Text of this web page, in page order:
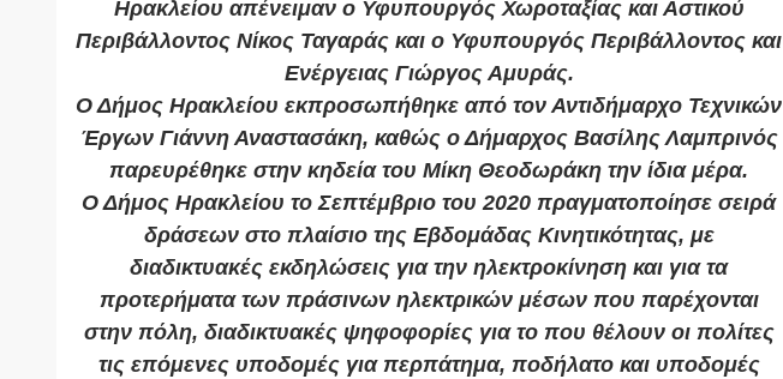
Ηρακλείου απένειμαν ο Υφυπουργός Χωροταξίας και Αστικού
Περιβάλλοντος Νίκος Ταγαράς και ο Υφυπουργός Περιβάλλοντος και
Ενέργειας Γιώργος Αμυράς.
Ο Δήμος Ηρακλείου εκπροσωπήθηκε από τον Αντιδήμαρχο Τεχνικών
Έργων Γιάννη Αναστασάκη, καθώς ο Δήμαρχος Βασίλης Λαμπρινός
παρευρέθηκε στην κηδεία του Μίκη Θεοδωράκη την ίδια μέρα.
Ο Δήμος Ηρακλείου το Σεπτέμβριο του 2020 πραγματοποίησε σειρά
δράσεων στο πλαίσιο της Εβδομάδας Κινητικότητας, με
διαδικτυακές εκδηλώσεις για την ηλεκτροκίνηση και για τα
προτερήματα των πράσινων ηλεκτρικών μέσων που παρέχονται
στην πόλη, διαδικτυακές ψηφοφορίες για το που θέλουν οι πολίτες
τις επόμενες υποδομές για περπάτημα, ποδήλατο και υποδομές